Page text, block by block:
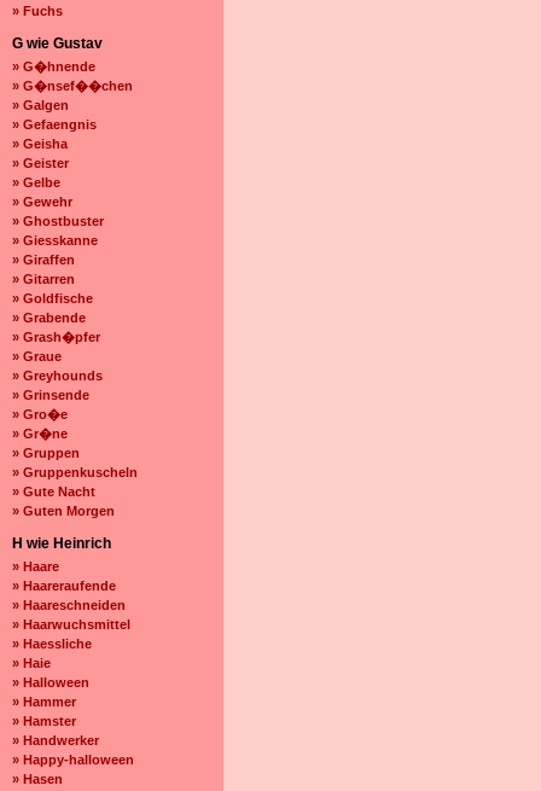
» Fuchs
G wie Gustav
» G�hnende
» G�nsef��chen
» Galgen
» Gefaengnis
» Geisha
» Geister
» Gelbe
» Gewehr
» Ghostbuster
» Giesskanne
» Giraffen
» Gitarren
» Goldfische
» Grabende
» Grash�pfer
» Graue
» Greyhounds
» Grinsende
» Gro�e
» Gr�ne
» Gruppen
» Gruppenkuscheln
» Gute Nacht
» Guten Morgen
H wie Heinrich
» Haare
» Haareraufende
» Haareschneiden
» Haarwuchsmittel
» Haessliche
» Haie
» Halloween
» Hammer
» Hamster
» Handwerker
» Happy-halloween
» Hasen